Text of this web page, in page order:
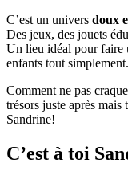
C’est un univers doux
Des jeux, des jouets
Un lieu idéal pour faire
enfants tout simplement.
Comment ne pas
trésors juste après
Sandrine!
C’est à toi